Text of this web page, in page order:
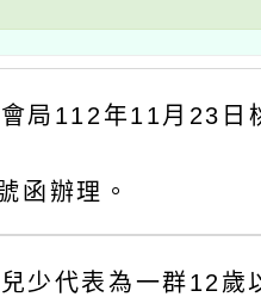
局112年11月23日
函辦理。
少代表為一群12歲